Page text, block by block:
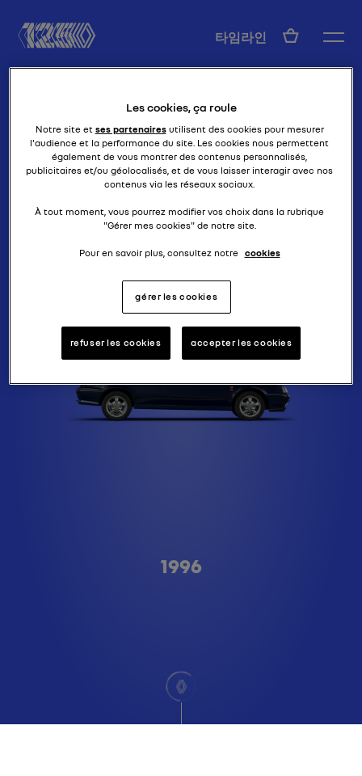
타임라인 KO
A형
R19 카브리올레
1996
스크롤
Les cookies, ça roule
Notre site et ses partenairesutilisent des cookies pour mesurer
l'audience et la performance du site. Les cookies nous permettent
également de vous montrer des contenus personnalisés,
publicitaires et/ou géolocalisés, et de vous laisser interagir avec nos
contenus via les réseaux sociaux.
À tout moment, vous pourrez modifier vos choix dans la rubrique
"Gérer mes cookies" de notre site.
Pour en savoir plus, consultez notre cookies
gérer les cookies
refuser les cookies accepter les cookies